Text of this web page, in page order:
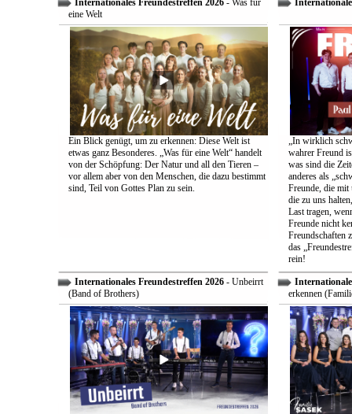
Internationales Freundestreffen 2026- Was für
eine Welt
Ein Blick genügt, um zu erkennen: Diese Welt ist
etwas ganz Besonderes. „Was für eine Welt“ handelt
von der Schöpfung: Der Natur und all den Tieren –
vor allem aber von den Menschen, die dazu bestimmt
sind, Teil von Gottes Plan zu sein.
„In wirklich
wahrer Freund
was sind die
anderes als
Freunde, die mit
die zu uns
Last tragen,
Freunde nicht
Freundschaften
das
rein!
Internationales Freundestreffen 2026- Unbeirrt
(Band of Brothers)
erkennen